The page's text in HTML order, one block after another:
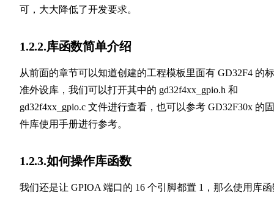
可，大大降低了开发要求。
1.2.2.库函数简单介绍
从前面的章节可以知道创建的工程模板里面有 GD32F4 的标
准外设库，我们可以打开其中的 gd32f4xx_gpio.h 和
gd32f4xx_gpio.c 文件进行查看，也可以参考 GD32F30x 的固
件库使用手册进行参考。
1.2.3.如何操作库函数
我们还是让 GPIOA 端口的 16 个引脚都置 1，那么使用库